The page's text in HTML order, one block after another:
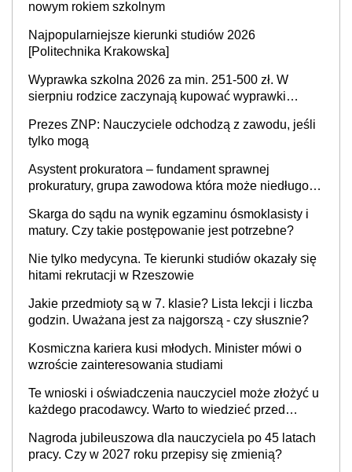
nowym rokiem szkolnym
Najpopularniejsze kierunki studiów 2026
[Politechnika Krakowska]
Wyprawka szkolna 2026 za min. 251-500 zł. W
sierpniu rodzice zaczynają kupować wyprawki
ponad 1 tys. zł
Prezes ZNP: Nauczyciele odchodzą z zawodu, jeśli
tylko mogą
Asystent prokuratora – fundament sprawnej
prokuratury, grupa zawodowa która może niedługo
Skarga do sądu na wynik egzaminu ósmoklasisty i
matury. Czy takie postępowanie jest potrzebne?
Nie tylko medycyna. Te kierunki studiów okazały się
hitami rekrutacji w Rzeszowie
Jakie przedmioty są w 7. klasie? Lista lekcji i liczba
godzin. Uważana jest za najgorszą - czy słusznie?
Kosmiczna kariera kusi młodych. Minister mówi o
wzroście zainteresowania studiami
Te wnioski i oświadczenia nauczyciel może złożyć u
każdego pracodawcy. Warto to wiedzieć przed
Nagroda jubileuszowa dla nauczyciela po 45 latach
pracy. Czy w 2027 roku przepisy się zmienią?